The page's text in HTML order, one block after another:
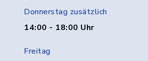
Donnerstag zusätzlich
14:00 - 18:00 Uhr
Freitag